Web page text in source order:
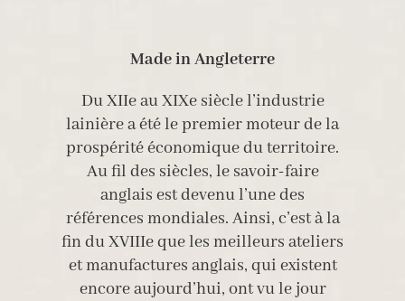
Made in Angleterre
Du XIIe au XIXe siècle l’industrie
lainière a été le premier moteur de la
prospérité économique du territoire.
Au fil des siècles, le savoir-faire
anglais est devenu l’une des
références mondiales. Ainsi, c’est à la
fin du XVIIIe que les meilleurs ateliers
et manufactures anglais, qui existent
encore aujourd’hui, ont vu le jour